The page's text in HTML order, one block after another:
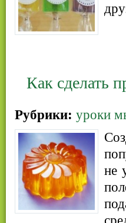
Как сделать
Рубрики: уроки
не